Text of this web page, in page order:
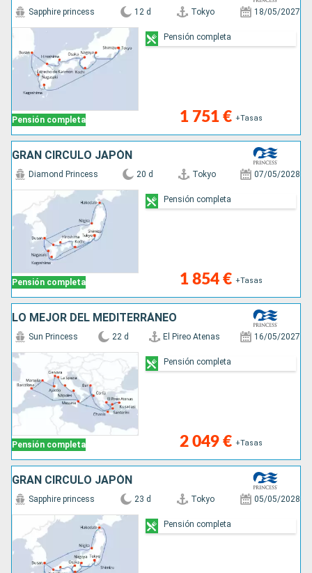
Pensión completa
Sapphire princess 12 d Tokyo 18/05/2027
1 751 € +Tasas
Pensión completa
GRAN CÍRCULO JAPÓN
Pensión completa
Diamond Princess 20 d Tokyo 07/05/2028
1 854 € +Tasas
Pensión completa
LO MEJOR DEL MEDITERRÁNEO
Pensión completa
Sun Princess 22 d El Pireo Atenas 16/05/2027
2 049 € +Tasas
Pensión completa
GRAN CÍRCULO JAPÓN
Sapphire princess 23 d Tokyo 05/05/2028
Pensión completa